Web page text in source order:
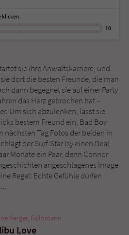
klicken.
10
sie ihre Anwaltskarriere, und
dort die besten Freunde, die man
dann begegnet sie auf einer Party
das Herz gebrochen hat –
Um sich abzulenken, lässt sie
bestem Freund ein, Bad Boy
nächsten Tag Fotos der beiden in
der Surf-Star Isy einen Deal
Monate ein Paar, denn Connor
angeschlagenes Image
Regel: Echte Gefühle dürfen
Kerger, Goldmann
Love
Kommentare einzelner Buchtitel
Couch Medien GmbH & Co. KG
gewährleistet die
des Kontaktformulars zu